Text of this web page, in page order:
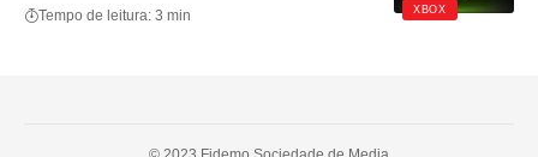
XBOX
Tempo de leitura: 3 min